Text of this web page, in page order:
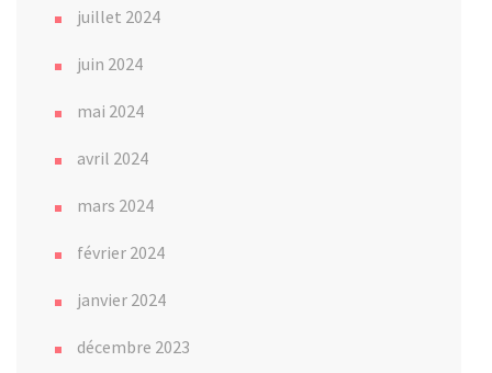
juillet 2024
juin 2024
mai 2024
avril 2024
mars 2024
février 2024
janvier 2024
décembre 2023